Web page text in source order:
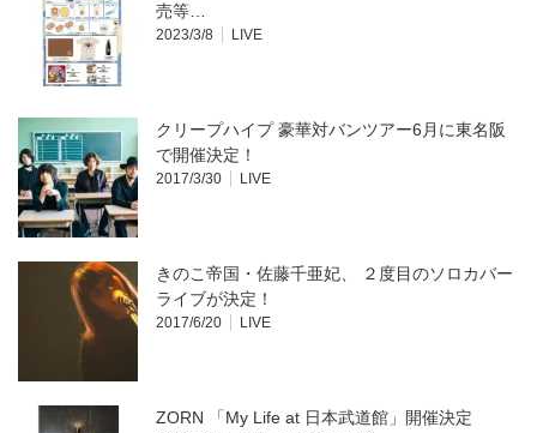
売等…
2023/3/8 LIVE
クリープハイプ 豪華対バンツアー6月に東名阪
で開催決定！
2017/3/30 LIVE
きのこ帝国・佐藤千亜妃、 ２度目のソロカバー
ライブが決定！
2017/6/20 LIVE
ZORN 「My Life at 日本武道館」開催決定